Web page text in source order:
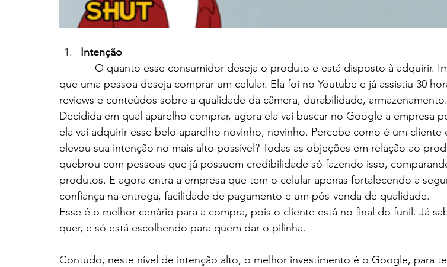
Intenção
que uma pessoa deseja comprar um celular. Ela foi no Youtube e já assistiu 30
reviews e conteúdos sobre a qualidade da câmera, durabilidade,
Decidida em qual aparelho comprar, agora ela vai buscar no Google a empresa
ela vai adquirir esse belo aparelho novinho, novinho. Percebe como é um cliente
elevou sua intenção no mais alto possível? Todas as objeções em relação ao
quebrou com pessoas que já possuem credibilidade só fazendo isso,
produtos. E agora entra a empresa que tem o celular apenas fortalecendo a
confiança na entrega, facilidade de pagamento e um pós-venda de qualidade.
Esse é o melhor cenário para a compra, pois o cliente está no final do funil. Já
quer, e só está escolhendo para quem dar o pilinha.
Contudo, neste nível de intenção alto, o melhor investimento é o Google, para